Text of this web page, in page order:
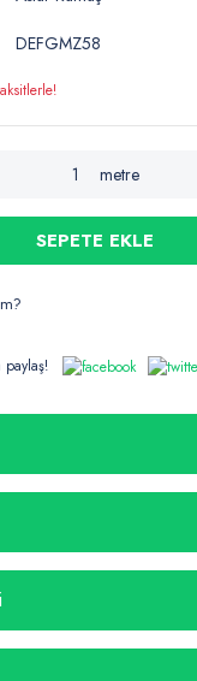
DEFGMZ58
metre
SEPETE EKLE
paylaş!